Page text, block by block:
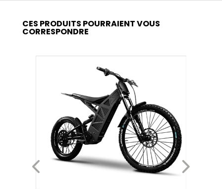
CES PRODUITS POURRAIENT VOUS
CORRESPONDRE